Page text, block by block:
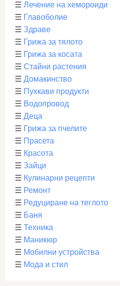
☰ Лечение на хемороиди
☰ Главоболие
☰ Здраве
☰ Грижа за тялото
☰ Грижа за косата
☰ Стайни растения
☰ Домакинство
☰ Пухкави продукти
☰ Водопровод
☰ Деца
☰ Грижа за пчелите
☰ Прасета
☰ Красота
☰ Зайци
☰ Кулинарни рецепти
☰ Ремонт
☰ Редуциране на теглото
☰ Баня
☰ Техника
☰ Маникюр
☰ Мобилни устройства
☰ Мода и стил